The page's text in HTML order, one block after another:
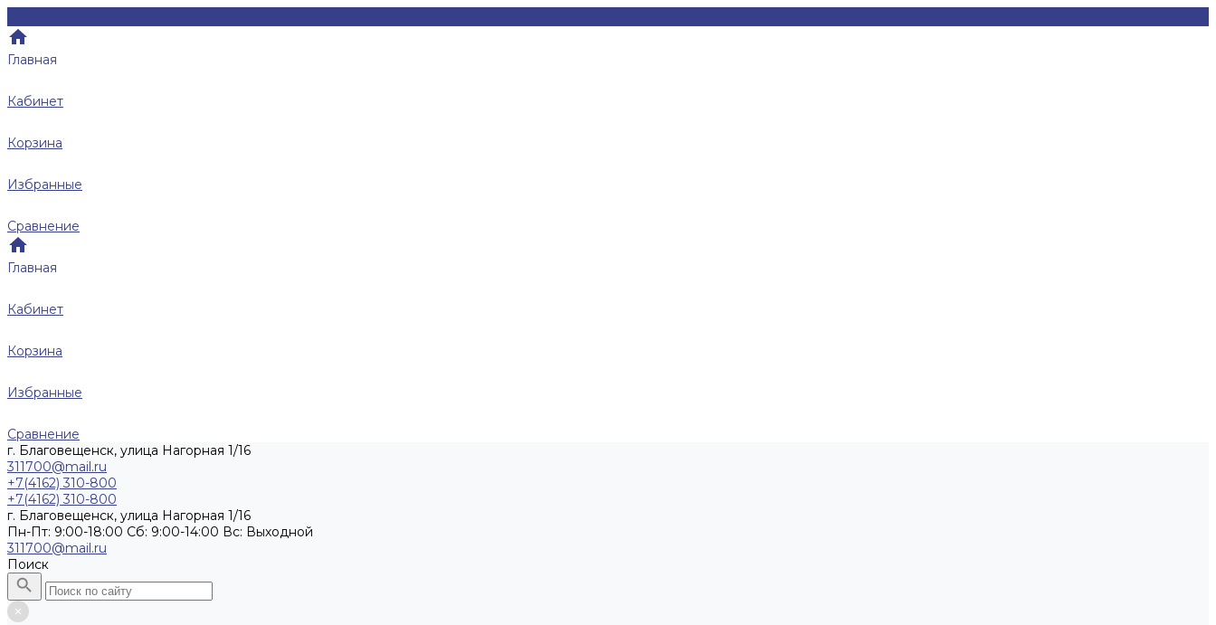
Главная
Кабинет
Корзина
Избранные
Сравнение
Главная
Кабинет
Корзина
Избранные
Сравнение
г. Благовещенск, улица Нагорная 1/16
311700@mail.ru
+7(4162) 310-800
+7(4162) 310-800
г. Благовещенск, улица Нагорная 1/16
Пн-Пт: 9:00-18:00 Cб: 9:00-14:00 Вс: Выходной
311700@mail.ru
Поиск